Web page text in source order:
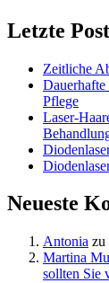
Letzte
Zeitliche
Pflege
Laser-
Neueste
Antonia zu
Martina
sollten Sie